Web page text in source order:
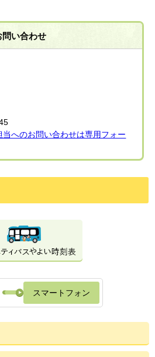
問い合わせ
へのお問い合わせは専用フォー
スマートフォン